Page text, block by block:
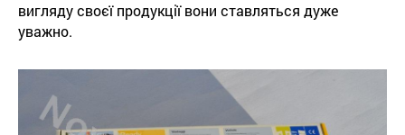
вигляду своєї продукції вони ставляться дуже
уважно.